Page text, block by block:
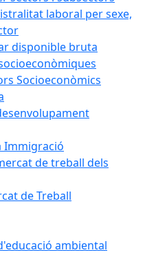
laboral per sexe,
disponible bruta
Socioeconòmics
Immigració
de treball dels
de Treball
ambiental